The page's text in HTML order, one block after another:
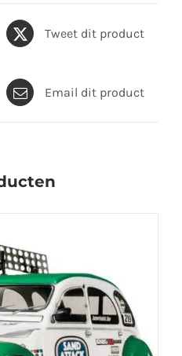
Tweet dit product
Email dit product